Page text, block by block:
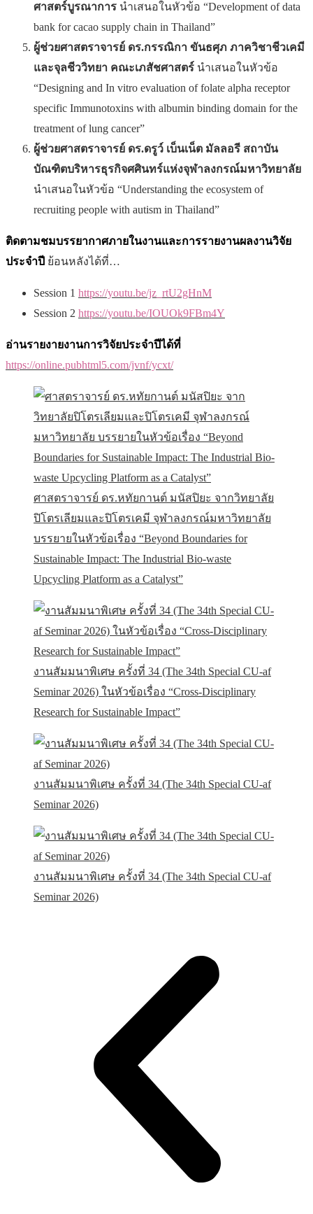
ศาสตร์บูรณาการ นำเสนอในหัวข้อ “Development of data
bank for cacao supply chain in Thailand”
ผู้ช่วยศาสตราจารย์ ดร.กรรณิกา ขันธศุภ ภาควิชาชีวเคมี
และจุลชีววิทยา คณะเภสัชศาสตร์ นำเสนอในหัวข้อ
“Designing and In vitro evaluation of folate alpha receptor
specific Immunotoxins with albumin binding domain for the
treatment of lung cancer”
ผู้ช่วยศาสตราจารย์ ดร.ดรูว์ เบ็นเน็ต มัลลอรี สถาบัน
บัณฑิตบริหารธุรกิจศศินทร์แห่งจุฬาลงกรณ์มหาวิทยาลัย
นำเสนอในหัวข้อ “Understanding the ecosystem of
recruiting people with autism in Thailand”
ติดตามชมบรรยากาศภายในงานและการรายงานผลงานวิจัย
ประจำปี ย้อนหลังได้ที่…
Session 1 https://youtu.be/jz_rtU2gHnM
Session 2 https://youtu.be/IOUOk9FBm4Y
อ่านรายงายงานการวิจัยประจำปีได้ที่
https://online.pubhtml5.com/jvnf/ycxt/
ศาสตราจารย์ ดร.หทัยกานต์ มนัสปิยะ จากวิทยาลัย
ปิโตรเลียมและปิโตรเคมี จุฬาลงกรณ์มหาวิทยาลัย
บรรยายในหัวข้อเรื่อง “Beyond Boundaries for
Sustainable Impact: The Industrial Bio-waste
Upcycling Platform as a Catalyst”
งานสัมมนาพิเศษ ครั้งที่ 34 (The 34th Special CU-af
Seminar 2026) ในหัวข้อเรื่อง “Cross-Disciplinary
Research for Sustainable Impact”
งานสัมมนาพิเศษ ครั้งที่ 34 (The 34th Special CU-af
Seminar 2026)
งานสัมมนาพิเศษ ครั้งที่ 34 (The 34th Special CU-af
Seminar 2026)